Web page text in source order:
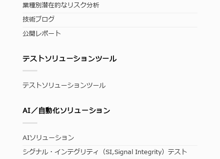
業種別潜在的なリスク分析
技術ブログ
公開レポート
テストソリューションツール
テストソリューションツール
AI／自動化ソリューション
AIソリューション
シグナル・インテグリティ（SI,Signal Integrity）テスト